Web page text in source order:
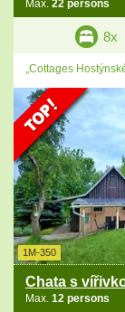
Max. 22 persons
8x
„Cottages
1M-350
Chata s
Max. 12 persons